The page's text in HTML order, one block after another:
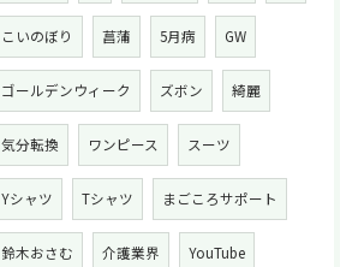
こいのぼり 菖蒲 5月病 GW
ゴールデンウィーク ズボン 綺麗
気分転換 ワンピース スーツ
Yシャツ Tシャツ まごころサポート
鈴木おさむ 介護業界 YouTube